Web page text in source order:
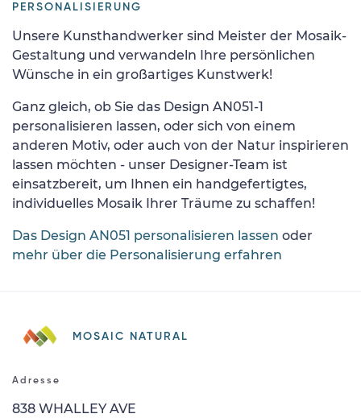
PERSONALISIERUNG
Unsere Kunsthandwerker sind Meister der Mosaik-
Gestaltung und verwandeln Ihre persönlichen
Wünsche in ein großartiges Kunstwerk!
Ganz gleich, ob Sie das Design AN051-1
personalisieren lassen, oder sich von einem
anderen Motiv, oder auch von der Natur inspirieren
lassen möchten - unser Designer-Team ist
einsatzbereit, um Ihnen ein handgefertigtes,
individuelles Mosaik Ihrer Träume zu schaffen!
Das Design AN051 personalisieren lassen oder
mehr über die Personalisierung erfahren
MOSAIC NATURAL
Adresse
838 WHALLEY AVE